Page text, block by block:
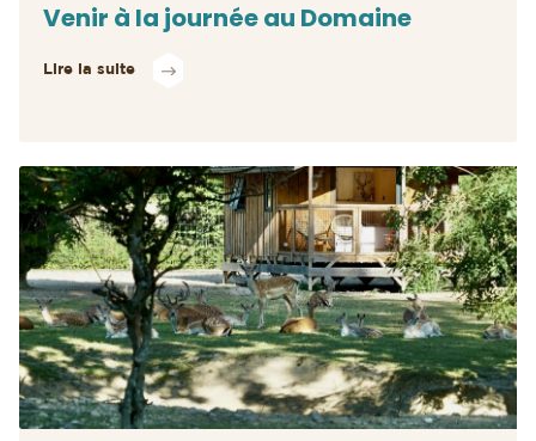
Venir à la journée au Domaine
Lire la suite